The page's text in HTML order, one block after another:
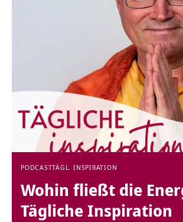
PODCASTTÄGL. INSPIRATION
Wohin fließt die
Tägliche Inspiration